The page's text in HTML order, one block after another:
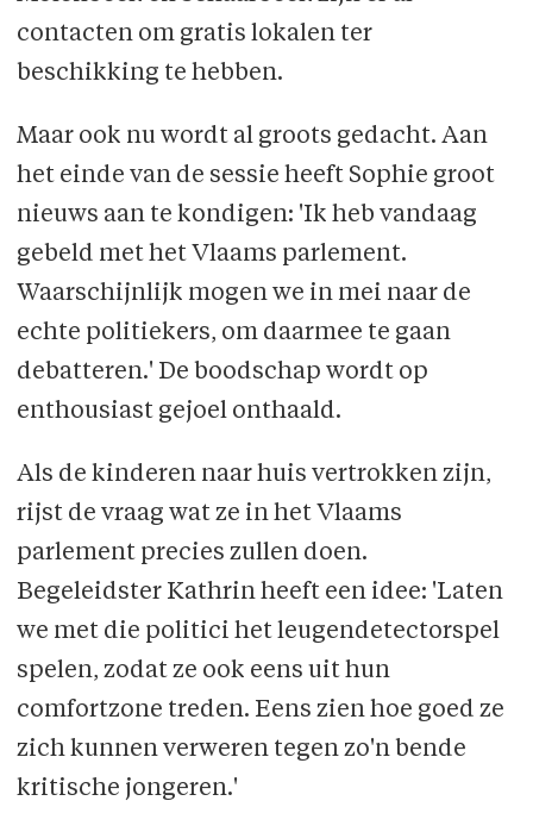
contacten om gratis lokalen ter
beschikking te hebben.
Maar ook nu wordt al groots gedacht. Aan
het einde van de sessie heeft Sophie groot
nieuws aan te kondigen: 'Ik heb vandaag
gebeld met het Vlaams parlement.
Waarschijnlijk mogen we in mei naar de
echte politiekers, om daarmee te gaan
debatteren.' De boodschap wordt op
enthousiast gejoel onthaald.
Als de kinderen naar huis vertrokken zijn,
rijst de vraag wat ze in het Vlaams
parlement precies zullen doen.
Begeleidster Kathrin heeft een idee: 'Laten
we met die politici het leugendetectorspel
spelen, zodat ze ook eens uit hun
comfortzone treden. Eens zien hoe goed ze
zich kunnen verweren tegen zo'n bende
kritische jongeren.'